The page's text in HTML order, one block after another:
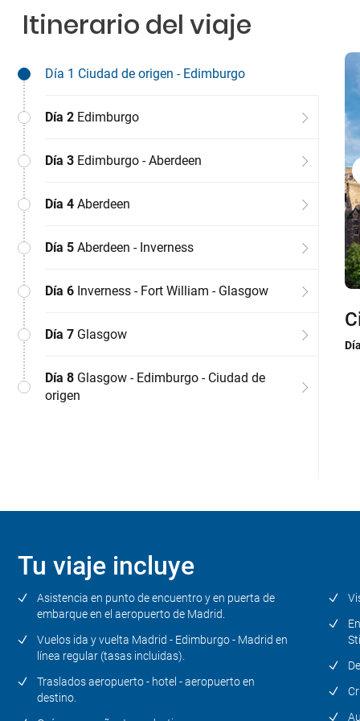
Itinerario del viaje
Día 1 Ciudad de origen - Edimburgo
Día 2 Edimburgo
Día 3 Edimburgo - Aberdeen
Día 4 Aberdeen
Día 5 Aberdeen - Inverness
Día 6 Inverness - Fort William - Glasgow
Día 7 Glasgow
Día 8 Glasgow - Edimburgo - Ciudad de
origen
Tu viaje incluye
Asistencia en punto de encuentro y en puerta de
embarque en el aeropuerto de Madrid.
Vuelos ida y vuelta Madrid - Edimburgo - Madrid en
línea regular (tasas incluidas).
Traslados aeropuerto - hotel - aeropuerto en
destino.